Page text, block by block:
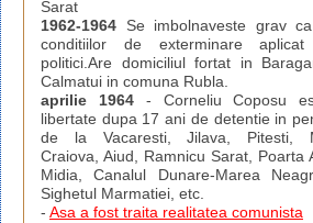
Sarat
1962-1964 Se imbolnaveste grav
conditiilor de exterminare aplicat
politici.Are domiciliul fortat in
Calmatui in comuna Rubla.
aprilie 1964- Corneliu Coposu
libertate dupa 17 ani de detentie in
de la Vacaresti, Jilava, Pitesti,
Craiova, Aiud, Ramnicu Sarat, Poarta
Midia, Canalul Dunare-Marea
Sighetul Marmatiei, etc.
- Asa a fost traita realitatea comunista